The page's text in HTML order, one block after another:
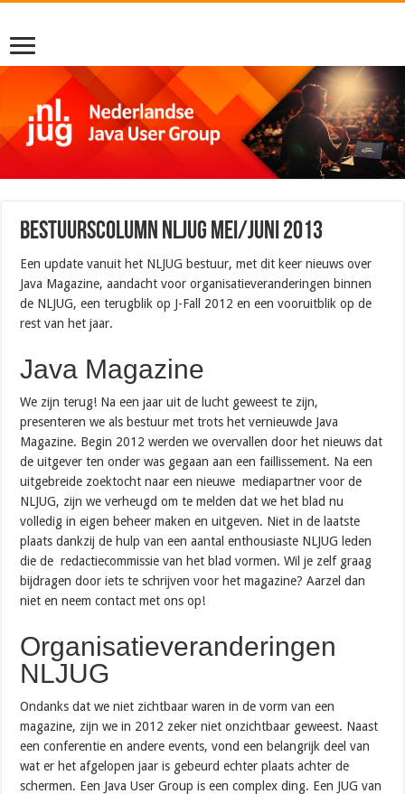
Bestuurscolumn NLJUG mei/juni 2013
Een update vanuit het NLJUG bestuur, met dit keer nieuws over
Java Magazine, aandacht voor organisatieveranderingen binnen
de NLJUG, een terugblik op J-Fall 2012 en een vooruitblik op de
rest van het jaar.
Java Magazine
We zijn terug! Na een jaar uit de lucht geweest te zijn,
presenteren we als bestuur met trots het vernieuwde Java
Magazine. Begin 2012 werden we overvallen door het nieuws dat
de uitgever ten onder was gegaan aan een faillissement. Na een
uitgebreide zoektocht naar een nieuwe mediapartner voor de
NLJUG, zijn we verheugd om te melden dat we het blad nu
volledig in eigen beheer maken en uitgeven. Niet in de laatste
plaats dankzij de hulp van een aantal enthousiaste NLJUG leden
die de redactiecommissie van het blad vormen. Wil je zelf graag
bijdragen door iets te schrijven voor het magazine? Aarzel dan
niet en neem contact met ons op!
Organisatieveranderingen
NLJUG
Ondanks dat we niet zichtbaar waren in de vorm van een
magazine, zijn we in 2012 zeker niet onzichtbaar geweest. Naast
een conferentie en andere events, vond een belangrijk deel van
wat er het afgelopen jaar is gebeurd echter plaats achter de
schermen. Een Java User Group is een complex ding. Een JUG van